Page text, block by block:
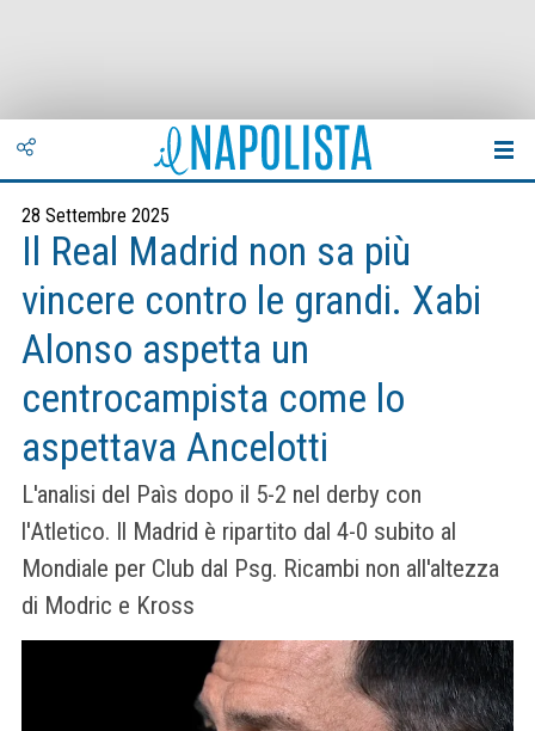
28 Settembre 2025
Il Real Madrid non sa più
vincere contro le grandi. Xabi
Alonso aspetta un
centrocampista come lo
aspettava Ancelotti
L'analisi del Paìs dopo il 5-2 nel derby con
l'Atletico. Il Madrid è ripartito dal 4-0 subito al
Mondiale per Club dal Psg. Ricambi non all'altezza
di Modric e Kross